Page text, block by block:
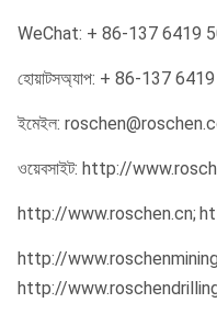
WeChat: + 86-137 6419
হোয়াটসঅ্যাপ: + 86-137
ইমেইল:
ওয়েবসাইট: http://
http://www.roschen.cn;
http://
http://